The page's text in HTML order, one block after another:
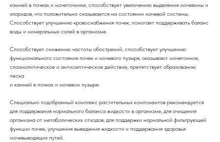
камней в почках и мочеточнике, способствует увеличению выделения мочевины и
хлоридов, что положительно сказывается на состоянии мочевой системы.
Способствует улучшению кровоснабжения почек, помогает поддерживать баланс
воды и минеральных солей в организме.
Способствует снижению частоты обострений, способствует улучшению
функционального состояния почек и мочевого пузыря, оказывают мочегонное,
спазмолитическое и антисептическое действие, препятствует образованию
песка
и камней в почках и мочевом пузыре.
Специально подобранный комплекс растительных компонентов рекомендуется
для поддержания нормального баланса жидкости в организме, для очищения
организма от метаболических отходов, для поддержки нормальной фильтрующей
функции почек, улучшения выведения жидкости и поддержания здоровья
мочевыводящих путей.